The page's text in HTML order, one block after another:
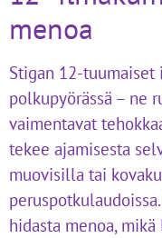
menoa
Stigan 12-
polkupyörässä – ne
vaimentavat
tekee ajamisesta
muovisilla tai
hidasta menoa,